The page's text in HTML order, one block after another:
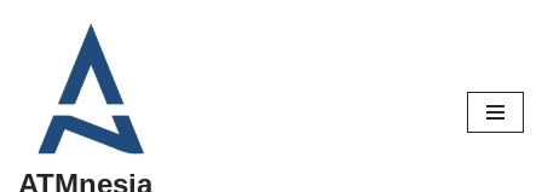
Lompat
konten
ATMnesia